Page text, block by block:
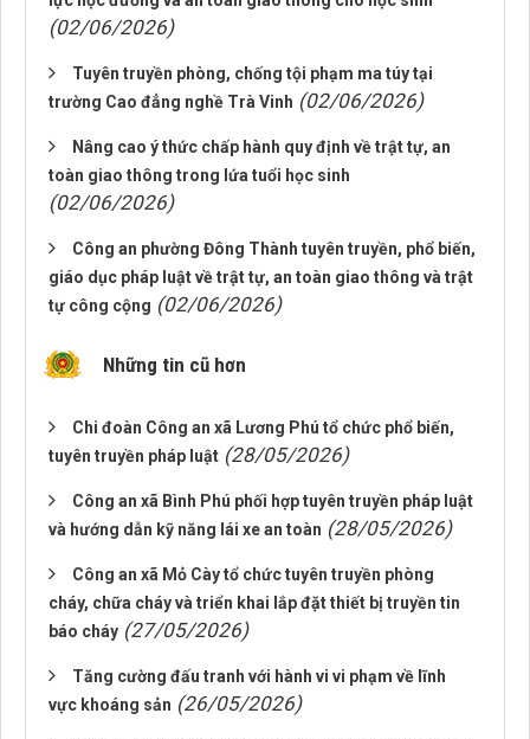
(02/06/2026)
Tuyên truyền phòng, chống tội phạm ma túy tại
trường Cao đẳng nghề Trà Vinh (02/06/2026)
Nâng cao ý thức chấp hành quy định về trật tự, an
toàn giao thông trong lứa tuổi học sinh
(02/06/2026)
Công an phường Đông Thành tuyên truyền, phổ biến,
giáo dục pháp luật về trật tự, an toàn giao thông và trật
tự công cộng (02/06/2026)
Những tin cũ hơn
Chi đoàn Công an xã Lương Phú tổ chức phổ biến,
tuyên truyền pháp luật (28/05/2026)
Công an xã Bình Phú phối hợp tuyên truyền pháp luật
và hướng dẫn kỹ năng lái xe an toàn (28/05/2026)
Công an xã Mỏ Cày tổ chức tuyên truyền phòng
cháy, chữa cháy và triển khai lắp đặt thiết bị truyền tin
báo cháy (27/05/2026)
Tăng cường đấu tranh với hành vi vi phạm về lĩnh
vực khoáng sản (26/05/2026)